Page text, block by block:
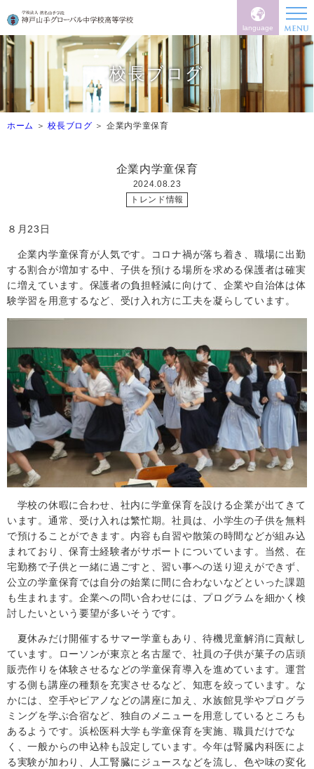
language
校長ブログ
ホーム 校長ブログ 企業内学童保育
企業内学童保育
2024.08.23
トレンド情報
８月23日
企業内学童保育が人気です。コロナ禍が落ち着き、職場に出勤
する割合が増加する中、子供を預ける場所を求める保護者は確実
に増えています。保護者の負担軽減に向けて、企業や自治体は体
験学習を用意するなど、受け入れ方に工夫を凝らしています。
学校の休暇に合わせ、社内に学童保育を設ける企業が出てきて
います。通常、受け入れは繁忙期。社員は、小学生の子供を無料
で預けることができます。内容も自習や散策の時間などが組み込
まれており、保育士経験者がサポートについています。当然、在
宅勤務で子供と一緒に過ごすと、習い事への送り迎えができず、
公立の学童保育では自分の始業に間に合わないなどといった課題
も生まれます。企業への問い合わせには、プログラムを細かく検
討したいという要望が多いそうです。
夏休みだけ開催するサマー学童もあり、待機児童解消に貢献し
ています。ローソンが東京と名古屋で、社員の子供が菓子の店頭
販売作りを体験させるなどの学童保育導入を進めています。運営
する側も講座の種類を充実させるなど、知恵を絞っています。な
かには、空手やピアノなどの講座に加え、水族館見学やプログラ
ミングを学ぶ合宿など、独自のメニューを用意しているところも
あるようです。浜松医科大学も学童保育を実施、職員だけでな
く、一般からの申込枠も設定しています。今年は腎臓内科医によ
る実験が加わり、人工腎臓にジュースなどを流し、色や味の変化